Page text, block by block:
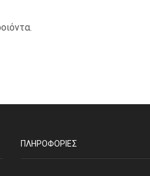
ΠΛΗΡΟΦΟΡΊΕΣ